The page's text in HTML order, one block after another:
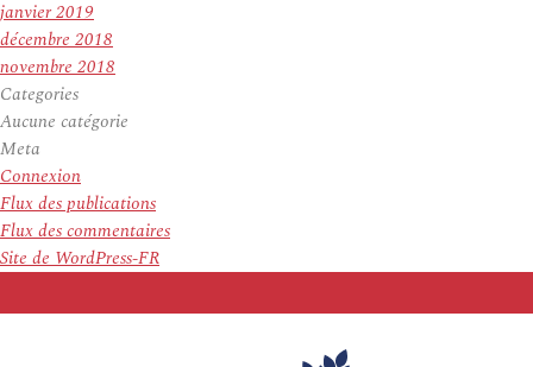
janvier 2019
décembre 2018
novembre 2018
Categories
Aucune catégorie
Meta
Connexion
Flux des publications
Flux des commentaires
Site de WordPress-FR